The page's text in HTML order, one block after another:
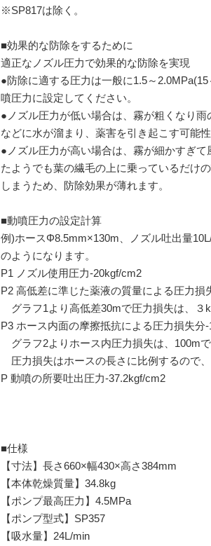
※SP817は除く。
■効果的な防除をするために
適正なノズル圧力で効果的な防除を実現
●防除に適する圧力は一般に1.5～
噴圧力に設定してください。
●ノズル圧力が低い場合は、霧が粗くなり
などに水が溜まり、薬害を引き起こす可能性
●ノズル圧力が高い場合は、霧が細かすぎ
たようでも葉の繊毛の上に乗っているだけ
しまうため、防除効果が薄れます。
■動噴圧力の設定計算
例)ホースΦ8.5mm×130m、ノズル吐出量
のようになります。
P1 ノズル使用圧力-20kgf/cm2
P2 高低差に準じた薬液の質量による圧力損
グラフ1より高低差30mで圧力損失は、３
P3 ホース内面の摩擦抵抗による圧力損失分
グラフ2よりホース内圧力損失は、100m
圧力損失はホースの長さに比例するので
P 動噴の所要吐出圧力-37.2kgf/cm2
■仕様
【寸法】長さ660×幅430×高さ384mm
【本体乾燥質量】34.8kg
【ポンプ最高圧力】4.5MPa
【ポンプ型式】SP357
【吸水量】24L/min